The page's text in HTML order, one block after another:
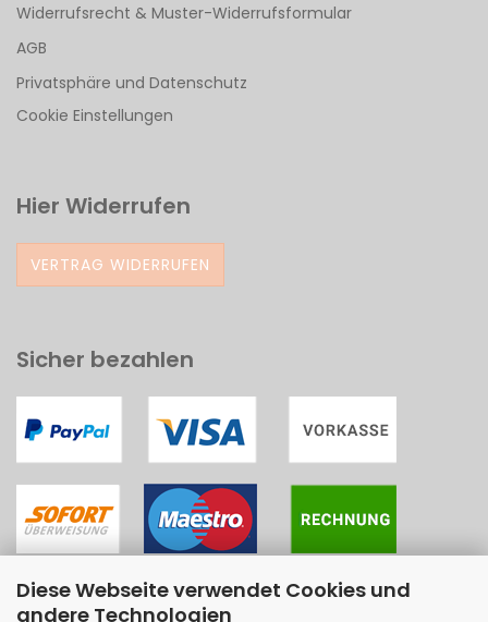
Diese Webseite verwendet Cookies und
andere Technologien
Widerrufsrecht & Muster-Widerrufsformular
AGB
Privatsphäre und Datenschutz
Cookie Einstellungen
Hier Widerrufen
VERTRAG WIDERRUFEN
Sicher bezahlen